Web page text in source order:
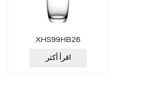
XHS99HB26
اقرأ أكثر